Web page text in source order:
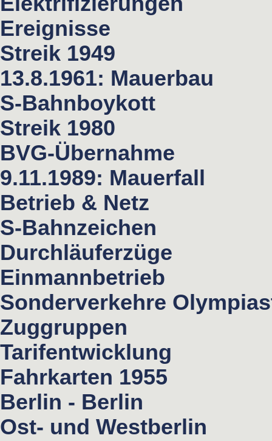
Ereignisse
Streik 1949
13.8.1961: Mauerbau
S-Bahnboykott
Streik 1980
BVG-Übernahme
9.11.1989: Mauerfall
Betrieb & Netz
S-Bahnzeichen
Durchläuferzüge
Einmannbetrieb
Sonderverkehre
Zuggruppen
Tarifentwicklung
Fahrkarten 1955
Berlin - Berlin
Ost- und Westberlin